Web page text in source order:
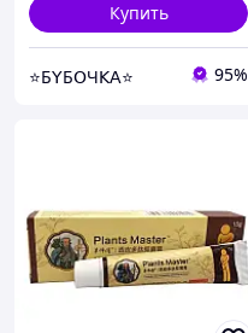
Купить
⭐Б𝖸Б𝖮Ч𝖪𝖠⭐ 95%